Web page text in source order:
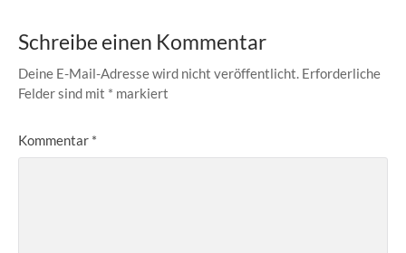
Schreibe einen Kommentar
Deine E-Mail-Adresse wird nicht veröffentlicht. Erforderliche
Felder sind mit * markiert
Kommentar *